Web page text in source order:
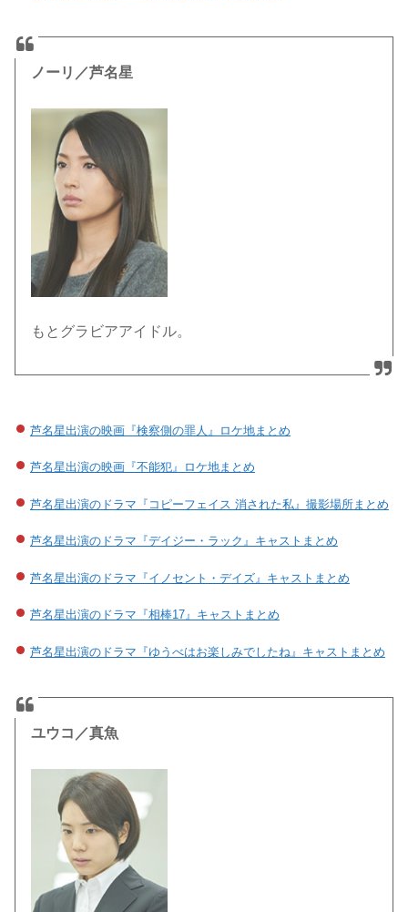
ノーリ／芦名星
もとグラビアアイドル。
芦名星出演の映画『検察側の罪人』ロケ地まとめ
芦名星出演の映画『不能犯』ロケ地まとめ
芦名星出演のドラマ『コピーフェイス 消された私』撮影場所まとめ
芦名星出演のドラマ『デイジー・ラック』キャストまとめ
芦名星出演のドラマ『イノセント・デイズ』キャストまとめ
芦名星出演のドラマ『相棒17』キャストまとめ
芦名星出演のドラマ『ゆうべはお楽しみでしたね』キャストまとめ
ユウコ／真魚